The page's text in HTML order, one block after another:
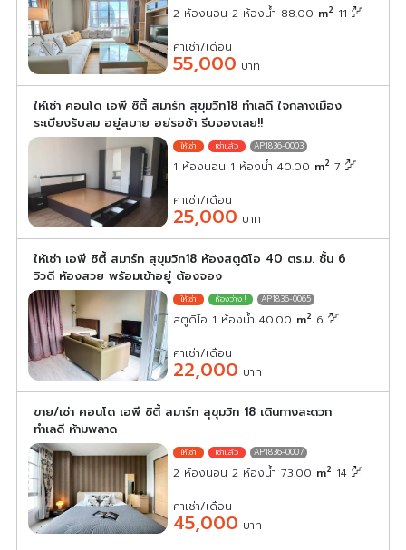
2 ห้องนอน 2 ห้องน้ำ 88.00 m2 11
ค่าเช่า/เดือน
55,000 บาท
ให้เช่า คอนโด เอพี ซิตี้ สมาร์ท สุขุมวิท18 ทำเลดี ใจกลางเมือง
ระเบียงรับลม อยู่สบาย อย่รอช้า รีบจองเลย!!
AP1836-0003
1 ห้องนอน 1 ห้องน้ำ 40.00 m2 7
ค่าเช่า/เดือน
25,000 บาท
ให้เช่า เอพี ซิตี้ สมาร์ท สุขุมวิท18 ห้องสตูดิโอ 40 ตร.ม. ชั้น 6
วิวดี ห้องสวย พร้อมเข้าอยู่ ต้องจอง
AP1836-0065
สตูดิโอ 1 ห้องน้ำ 40.00 m2 6
ค่าเช่า/เดือน
22,000 บาท
ขาย/เช่า คอนโด เอพี ซิตี้ สมาร์ท สุขุมวิท 18 เดินทางสะดวก
ทำเลดี ห้ามพลาด
AP1836-0007
2 ห้องนอน 2 ห้องน้ำ 73.00 m2 14
ค่าเช่า/เดือน
45,000 บาท